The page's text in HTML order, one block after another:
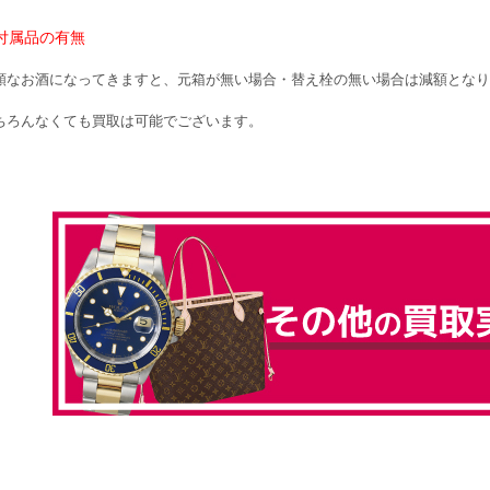
属品の有無
なお酒になってきますと、元箱が無い場合・替え栓の無い場合は減額とな
ろんなくても買取は可能でございます。